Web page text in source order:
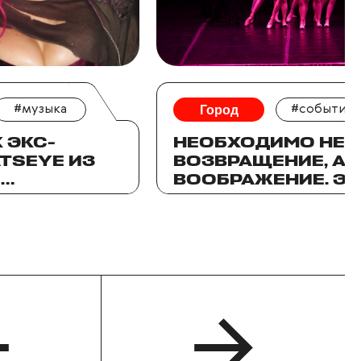
#музыка
ЭКС-
ИЗ
ПОП-
Город #события
НЕОБХОДИМО НЕ
ВОЗВРАЩЕНИЕ, А
ВООБРАЖЕНИЕ.
О СПЕКТАКЛЕ